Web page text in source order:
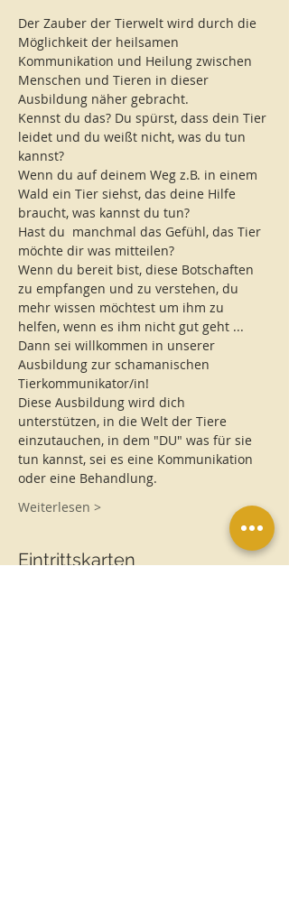
Der Zauber der Tierwelt wird durch die
Möglichkeit der heilsamen
Kommunikation und Heilung zwischen
Menschen und Tieren in dieser
Ausbildung näher gebracht.
Kennst du das? Du spürst, dass dein Tier
leidet und du weißt nicht, was du tun
kannst?
Wenn du auf deinem Weg z.B. in einem
Wald ein Tier siehst, das deine Hilfe
braucht, was kannst du tun?
Hast du  manchmal das Gefühl, das Tier
möchte dir was mitteilen?
Wenn du bereit bist, diese Botschaften
zu empfangen und zu verstehen, du
mehr wissen möchtest um ihm zu
helfen, wenn es ihm nicht gut geht ...
Dann sei willkommen in unserer
Ausbildung zur schamanischen
Tierkommunikator/in!
Diese Ausbildung wird dich
unterstützen, in die Welt der Tiere
einzutauchen, in dem "DU" was für sie
tun kannst, sei es eine Kommunikation
oder eine Behandlung.
Weiterlesen >
Eintrittskarten